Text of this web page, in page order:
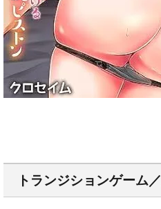
トランジションゲーム／